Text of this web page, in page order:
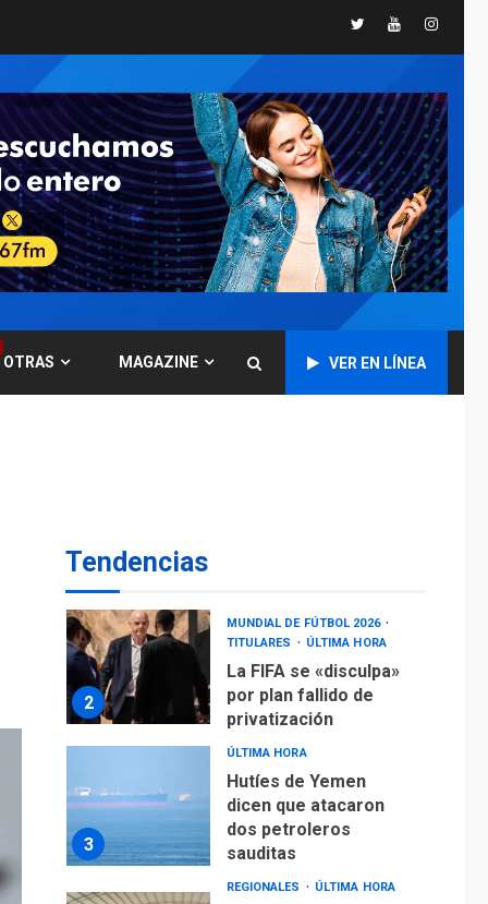
TwitterYoutube
OTRAS MAGAZINE VER EN LÍNEA
Tendencias
6
TITULARES
CNP plantea incluir
Libertad de Expresión
en agenda de
negociación con
comisión de AN 2015
7
DESTACADOS
NACIONALES
ÚLTIMA HORA
Gobierno nacional y
regional nos
respaldaron desde el
primer momento tras
asegura Gustavo
Duque
2
MUNDIAL DE FÚTBOL 2026
TITULARES
ÚLTIMA HORA
La FIFA se «disculpa»
por plan fallido de
privatización
3
ÚLTIMA HORA
Hutíes de Yemen
dicen que atacaron
dos petroleros
sauditas
REGIONALES ÚLTIMA HORA